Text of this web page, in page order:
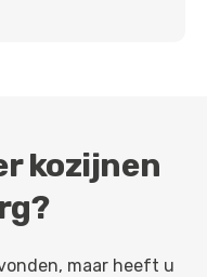
kozijnen
?
maar heeft u